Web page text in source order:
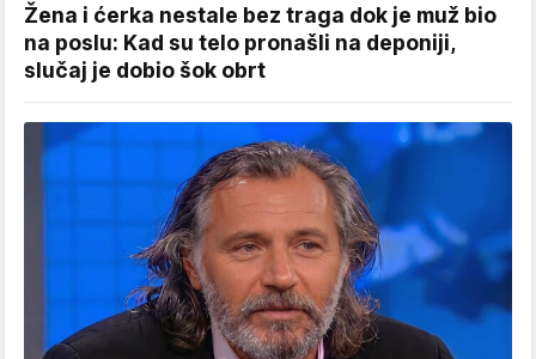
Žena i ćerka nestale bez traga dok je muž bio
na poslu: Kad su telo pronašli na deponiji,
slučaj je dobio šok obrt